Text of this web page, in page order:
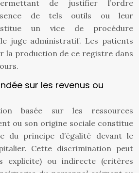
de justifier l’ordre
de tels outils ou leur
un vice de procédure
juge administratif. Les patients
la production de ce registre dans
sur les revenus ou
basée sur les ressources
ou son origine sociale constitue
du principe d’égalité devant le
Cette discrimination peut
explicite) ou indirecte (critères